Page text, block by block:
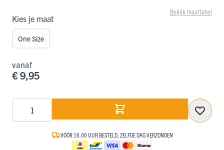
Bekijk maattabel
Kies je maat
One Size
vanaf
€ 9,95
VÓÓR 16.00 UUR BESTELD, ZELFDE DAG VERZONDEN